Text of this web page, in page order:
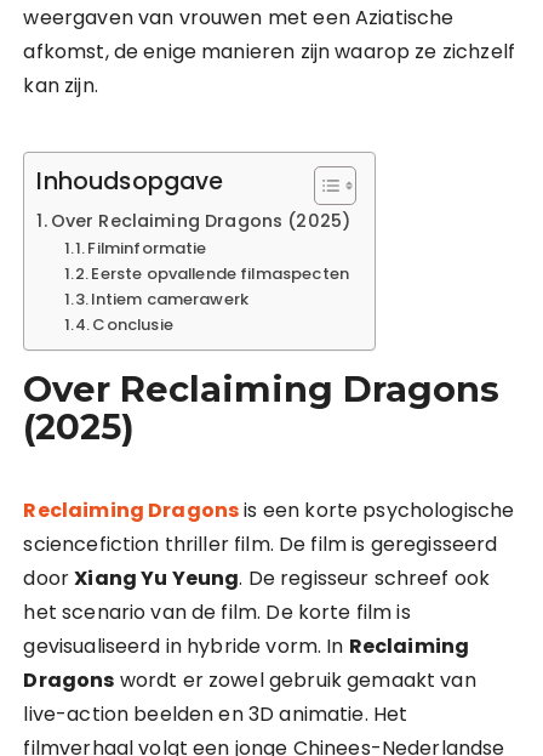
weergaven van vrouwen met een Aziatische
afkomst, de enige manieren zijn waarop ze zichzelf
kan zijn.
Inhoudsopgave
Over Reclaiming Dragons (2025)
Filminformatie
Eerste opvallende filmaspecten
Intiem camerawerk
Conclusie
Over Reclaiming Dragons
(2025)
Reclaiming Dragonsis een korte psychologische
sciencefiction thriller film. De film is geregisseerd
doorXiang Yu Yeung. De regisseur schreef ook
het scenario van de film. De korte film is
gevisualiseerd in hybride vorm. In Reclaiming
Dragons wordt er zowel gebruik gemaakt van
live-action beelden en 3D animatie. Het
filmverhaal volgt een jonge Chinees-Nederlandse